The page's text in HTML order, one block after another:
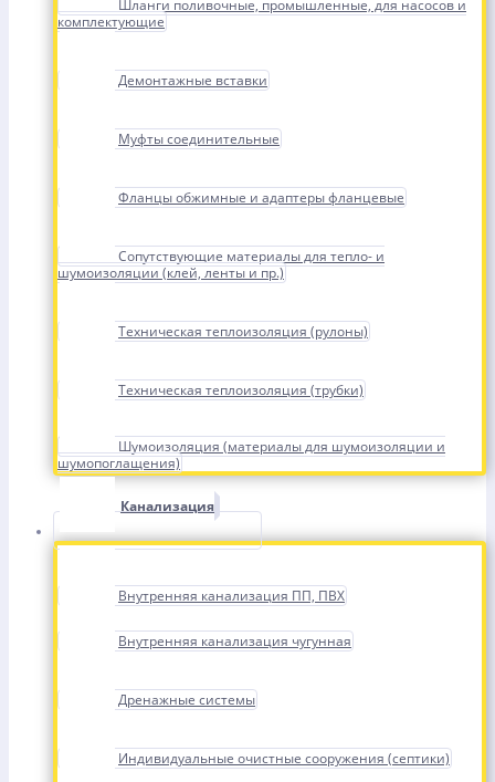
Шланги поливочные, промышленные, для насосов и
комплектующие
Демонтажные вставки
Муфты соединительные
Фланцы обжимные и адаптеры фланцевые
Сопутствующие материалы для тепло- и
шумоизоляции (клей, ленты и пр.)
Техническая теплоизоляция (рулоны)
Техническая теплоизоляция (трубки)
Шумоизоляция (материалы для шумоизоляции и
шумопоглащения)
Канализация
Внутренняя канализация ПП, ПВХ
Внутренняя канализация чугунная
Дренажные системы
Индивидуальные очистные сооружения (септики)